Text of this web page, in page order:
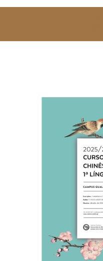
ESTUDAR
NOTÍCIAS
GALERIA